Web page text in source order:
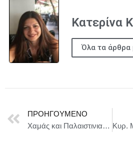
Κατερίνα
Όλα τα άρθρα
ΠΡΟΗΓΟΎΜΕΝΟ
Χαμάς και Παλαιστινιακή Ισλαμική Τζιχάντ: Το Συμβούλιο επεκτείνει το νομικό πλαίσιο και προσθέτει δέκα άτομα στον κατάλογο κυρώσεων